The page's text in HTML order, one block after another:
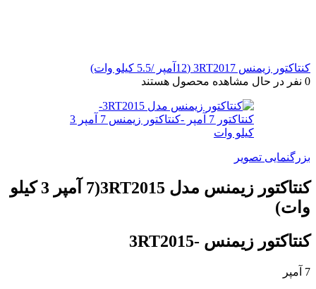
کنتاکتور زیمنس 3RT2017 (12آمپر /5.5 کیلو وات)
0 نفر در حال مشاهده محصول هستند
بزرگنمایی تصویر
کنتاکتور زیمنس مدل 3RT2015(7 آمپر 3 کیلو
وات)
کنتاکتور زیمنس -3RT2015
7 آمپر